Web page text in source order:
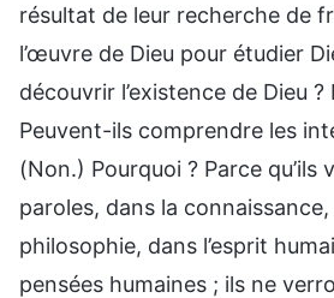
résultat de leur recherche de
l’œuvre de Dieu pour étudier
découvrir l’existence de Dieu ?
Peuvent-ils comprendre les
(Non.) Pourquoi ? Parce qu’ils
paroles, dans la connaissance,
philosophie, dans l’esprit
pensées humaines ; ils ne